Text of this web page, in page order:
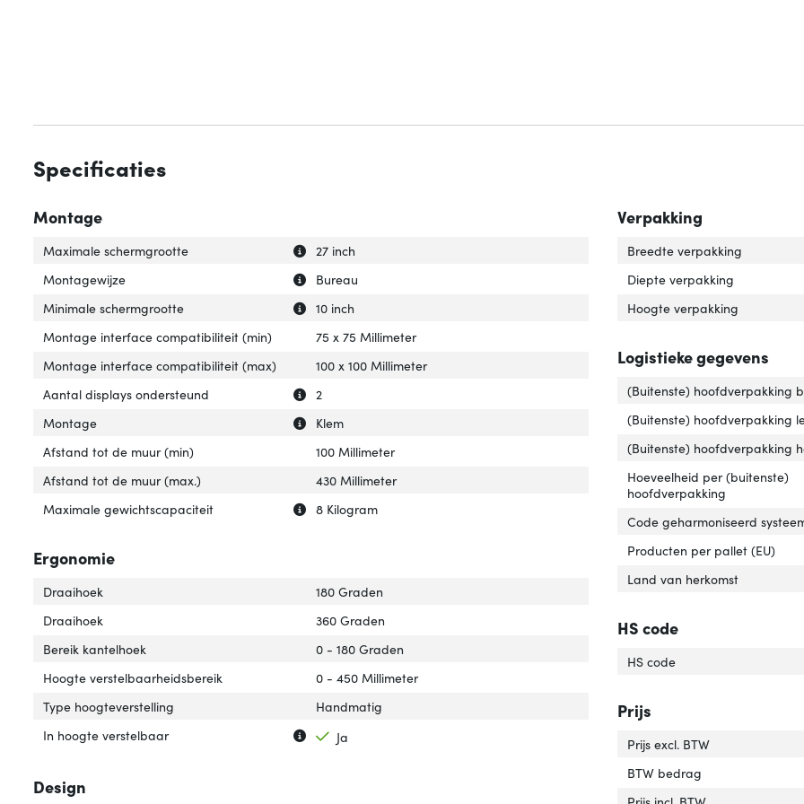
Specificaties
Montage
Uitleg over 'Maximale schermgrootte'
Verberg uitleg over 'Maximale schermgrootte'
Maximale schermgrootte
27 inch
Uitleg over 'Montagewijze'
Verberg uitleg over 'Montagewijze'
Montagewijze
Bureau
Uitleg over 'Minimale schermgrootte'
Verberg uitleg over 'Minimale schermgrootte'
Minimale schermgrootte
10 inch
Montage interface compatibiliteit (min)
75 x 75 Millimeter
Montage interface compatibiliteit (max)
100 x 100 Millimeter
Uitleg over 'Aantal displays ondersteund'
Verberg uitleg over 'Aantal displays ondersteund'
Aantal displays ondersteund
2
Uitleg over 'Montage'
Verberg uitleg over 'Montage'
Montage
Klem
Afstand tot de muur (min)
100 Millimeter
Afstand tot de muur (max.)
430 Millimeter
Uitleg over 'Maximale gewichtscapaciteit'
Verberg uitleg over 'Maximale gewichtscapaciteit'
Maximale gewichtscapaciteit 8 Kilogram
Ergonomie
Draaihoek
180 Graden
Draaihoek
360 Graden
Bereik kantelhoek
0 - 180 Graden
Hoogte verstelbaarheidsbereik
0 - 450 Millimeter
Type hoogteverstelling
Handmatig
Uitleg over 'In hoogte verstelbaar'
Verberg uitleg over 'In hoogte verstelbaar'
In hoogte verstelbaar Ja
Design
Verpakking
Breedte verpakking
Diepte verpakking
Hoogte verpakking
Logistieke gegevens
(Buitenste) hoofdverpakking
(Buitenste) hoofdverpakking
(Buitenste) hoofdverpakking
Hoeveelheid per (buitenste)
hoofdverpakking
Code geharmoniseerd
Producten per pallet (EU)
Land van herkomst
HS code
HS code
Prijs
Prijs excl. BTW
BTW bedrag